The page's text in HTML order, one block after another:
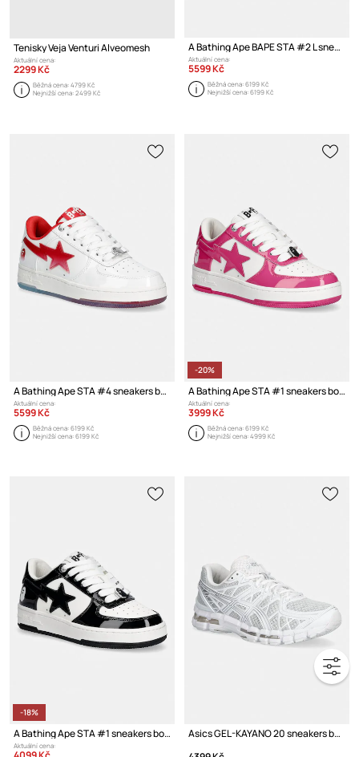
Tenisky Veja Venturi Alveomesh
Aktuální cena:
2299 Kč
Běžná cena:4799 Kč
Nejnižší cena:2499 Kč
A Bathing Ape BAPE STA #2 L sneakers boty dámské kožené
Aktuální cena:
5599 Kč
Běžná cena:6199 Kč
Nejnižší cena:6199 Kč
A Bathing Ape STA #4 sneakers boty dámské kožené
Aktuální cena:
5599 Kč
Běžná cena:6199 Kč
Nejnižší cena:6199 Kč
-20%
A Bathing Ape STA #1 sneakers boty dámské kožené
Aktuální cena:
3999 Kč
Běžná cena:6199 Kč
Nejnižší cena:4999 Kč
-18%
A Bathing Ape STA #1 sneakers boty dámské kožené
Aktuální cena:
Asics GEL-KAYANO 20 sneakers boty